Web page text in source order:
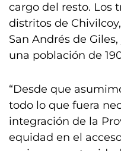
cargo del resto. Los
distritos de
San Andrés de
una población de
“Desde que
todo lo que fuera
integración de la
equidad en el